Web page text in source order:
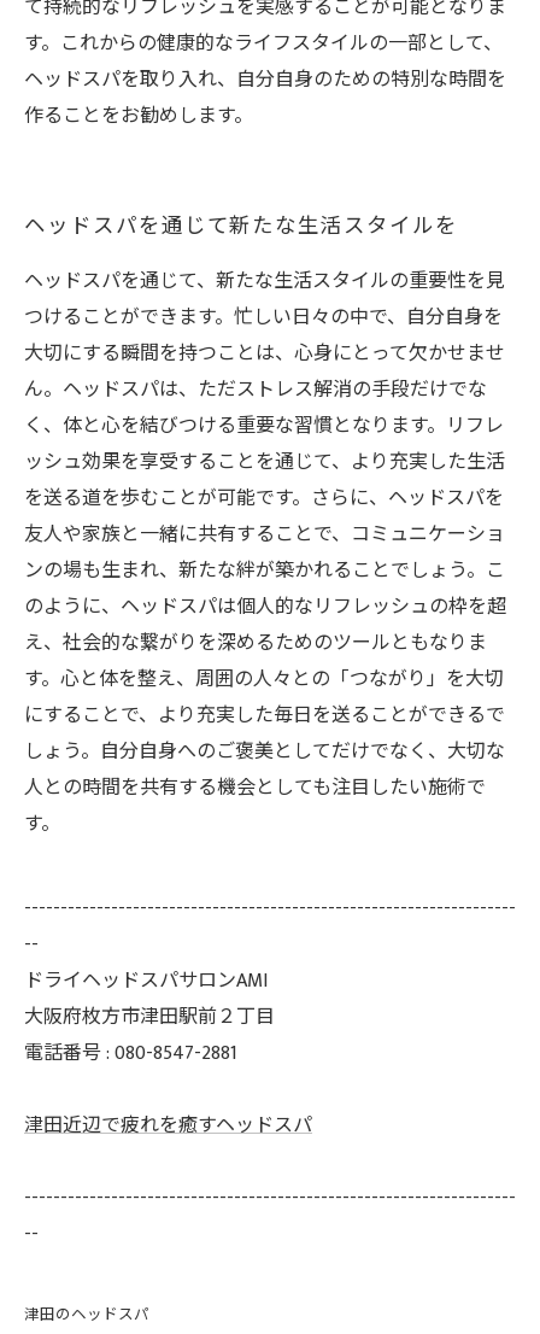
て持続的なリフレッシュを実感することが可能となりま
す。これからの健康的なライフスタイルの一部として、
ヘッドスパを取り入れ、自分自身のための特別な時間を
作ることをお勧めします。
ヘッドスパを通じて新たな生活スタイルを
ヘッドスパを通じて、新たな生活スタイルの重要性を見
つけることができます。忙しい日々の中で、自分自身を
大切にする瞬間を持つことは、心身にとって欠かせませ
ん。ヘッドスパは、ただストレス解消の手段だけでな
く、体と心を結びつける重要な習慣となります。リフレ
ッシュ効果を享受することを通じて、より充実した生活
を送る道を歩むことが可能です。さらに、ヘッドスパを
友人や家族と一緒に共有することで、コミュニケーショ
ンの場も生まれ、新たな絆が築かれることでしょう。こ
のように、ヘッドスパは個人的なリフレッシュの枠を超
え、社会的な繋がりを深めるためのツールともなりま
す。心と体を整え、周囲の人々との「つながり」を大切
にすることで、より充実した毎日を送ることができるで
しょう。自分自身へのご褒美としてだけでなく、大切な
人との時間を共有する機会としても注目したい施術で
す。
--------------------------------------------------------------------
--
ドライヘッドスパサロンAMI
大阪府枚方市津田駅前２丁目
電話番号 : 080-8547-2881
津田近辺で疲れを癒すヘッドスパ
--------------------------------------------------------------------
--
津田のヘッドスパ